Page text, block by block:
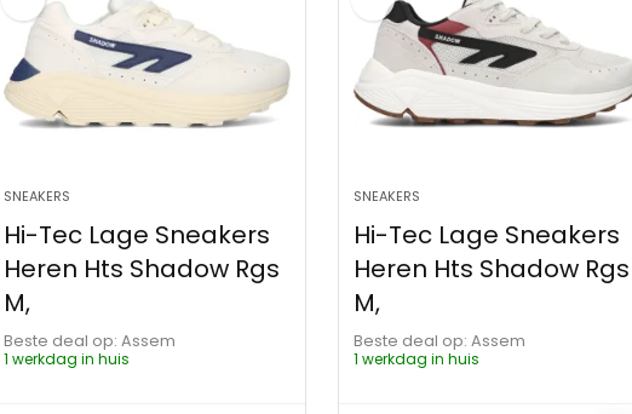
SNEAKERS
Hi-Tec Lage Sneakers
Heren Hts Shadow Rgs
M,
Beste deal op:
Assem
1 werkdag in huis
SNEAKERS
Hi-Tec Lage Sneakers
Heren Hts Shadow Rgs
M,
Beste deal op:
Assem
1 werkdag in huis